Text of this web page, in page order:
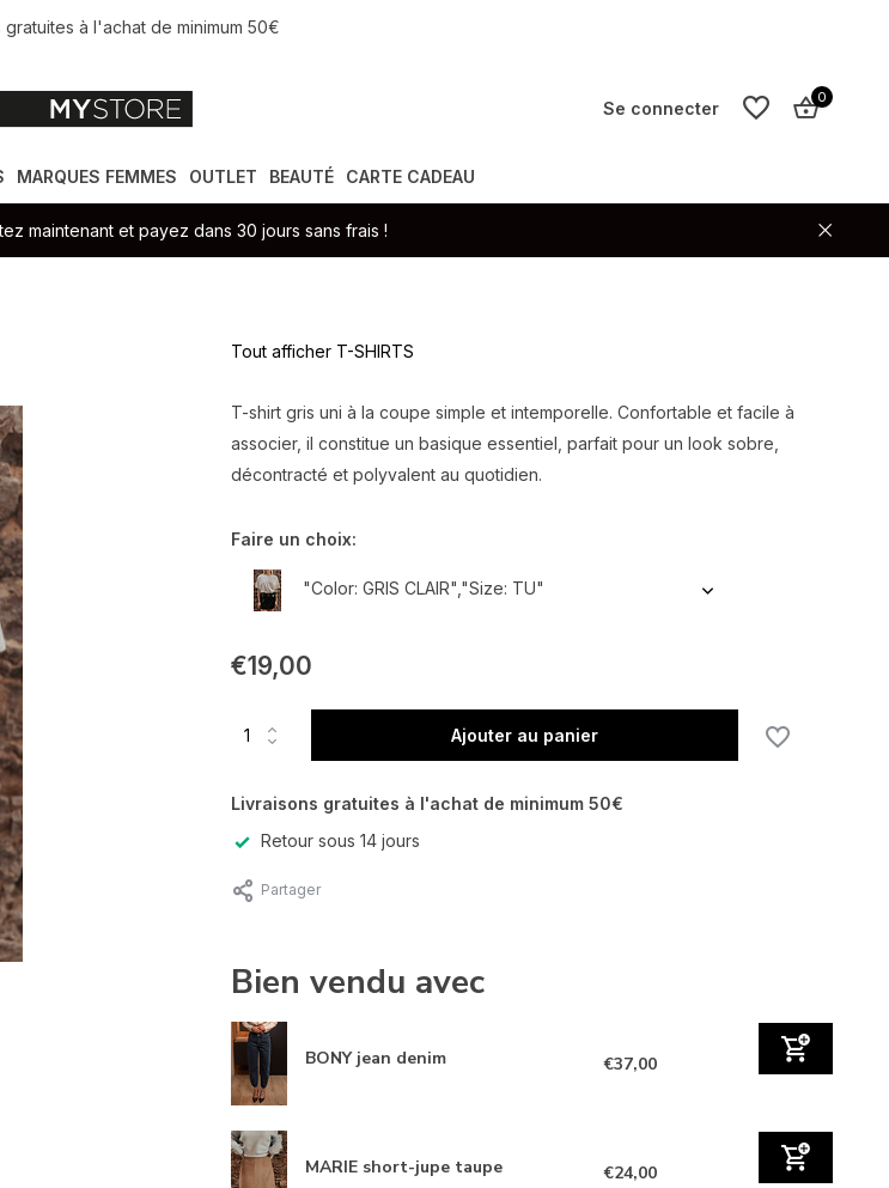
gratuites à l'achat de minimum 50€
Se connecter
0
MARQUES FEMMES OUTLET BEAUTÉ CARTE CADEAU
maintenant et payez dans 30 jours sans frais !
Tout afficher T-SHIRTS
T-shirt gris uni à la coupe simple et intemporelle. Confortable et facile à
associer, il constitue un basique essentiel, parfait pour un look sobre,
décontracté et polyvalent au quotidien.
Faire un choix:
"Color: GRIS CLAIR","Size: TU"
€19,00
Ajouter au panier
Livraisons gratuites à l'achat de minimum 50€
Retour sous 14 jours
Partager
Bien vendu avec
BONY jean denim €37,00
MARIE short-jupe taupe €24,00